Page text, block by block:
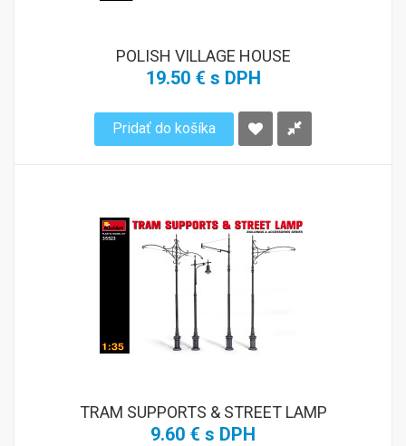
POLISH VILLAGE HOUSE
19.50 € s DPH
Pridať do košíka
TRAM SUPPORTS & STREET LAMP
9.60 € s DPH